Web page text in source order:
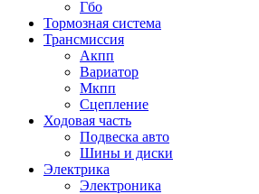
Гбо
Тормозная система
Трансмиссия
Акпп
Вариатор
Мкпп
Сцепление
Ходовая часть
Подвеска авто
Шины и диски
Электрика
Электроника